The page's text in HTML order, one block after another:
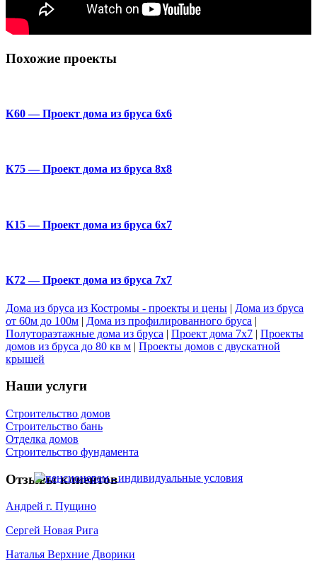
Похожие проекты
К60 — Проект дома из бруса 6х6
К75 — Проект дома из бруса 8х8
К15 — Проект дома из бруса 6х7
К72 — Проект дома из бруса 7х7
Дома из бруса из Костромы - проекты и цены | Дома из бруса
от 60м до 100м | Дома из профилированного бруса |
Полутораэтажные дома из бруса | Проект дома 7х7 | Проекты
домов из бруса до 80 кв м | Проекты домов с двускатной
крышей
Наши услуги
Строительство домов
Строительство бань
Отделка домов
Строительство фундамента
Отзывы клиентов
Андрей г. Пущино
Сергей Новая Рига
Наталья Верхние Дворики